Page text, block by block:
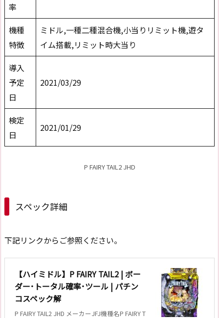
率
機種
特徴
ミドル,一種二種混合機,小当りリミット機,遊タ
イム搭載,リミット時大当り
導入
予定
日
2021/03/29
検定
日
2021/01/29
P FAIRY TAIL2 JHD
スペック詳細
下記リンクからご参照ください。
【ハイミドル】P FAIRY TAIL2 | ボー
ダー･トータル確率･ツール | パチン
コスペック解
P FAIRY TAIL2 JHD メーカーJFJ機種名P FAIRY T